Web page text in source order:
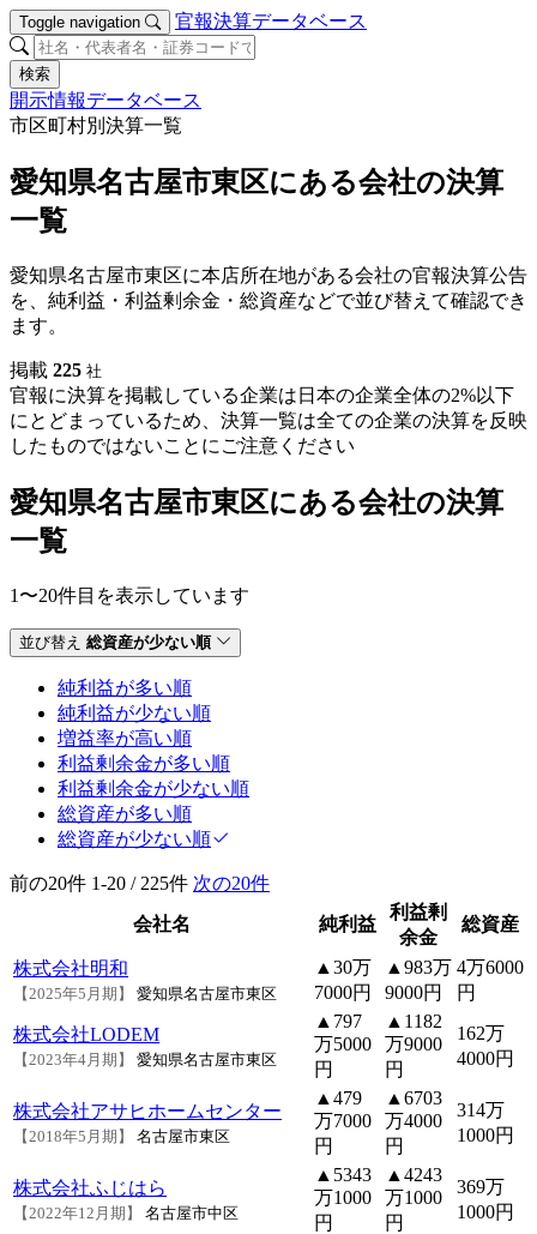
Toggle navigation 官報決算データベース
検索
開示情報データベース
市区町村別決算一覧
愛知県名古屋市東区にある会社の決算
一覧
愛知県名古屋市東区に本店所在地がある会社の官報決算公告
を、純利益・利益剰余金・総資産などで並び替えて確認でき
ます。
掲載 225 社
官報に決算を掲載している企業は日本の企業全体の2%以下
にとどまっているため、決算一覧は全ての企業の決算を反映
したものではないことにご注意ください
愛知県名古屋市東区にある会社の決算
一覧
1〜20件目を表示しています
並び替え 総資産が少ない順
純利益が多い順
純利益が少ない順
増益率が高い順
利益剰余金が多い順
利益剰余金が少ない順
総資産が多い順
総資産が少ない順
前の20件 1-20 / 225件 次の20件
会社名
純利益
利益剰
余金
総資産
株式会社明和
【2025年5月期】 愛知県名古屋市東区
▲30万
7000円
▲983万
9000円
4万6000
円
株式会社LODEM
【2023年4月期】 愛知県名古屋市東区
▲797
万5000
円
▲1182
万9000
円
162万
4000円
株式会社アサヒホームセンター
【2018年5月期】 名古屋市東区
▲479
万7000
円
▲6703
万4000
円
314万
1000円
株式会社ふじはら
【2022年12月期】 名古屋市中区
▲5343
万1000
円
▲4243
万1000
円
369万
1000円